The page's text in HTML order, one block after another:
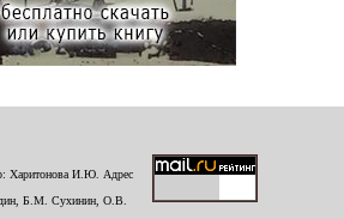
Харитонова И.Ю. Адрес
Б.М. Сухинин, О.В.